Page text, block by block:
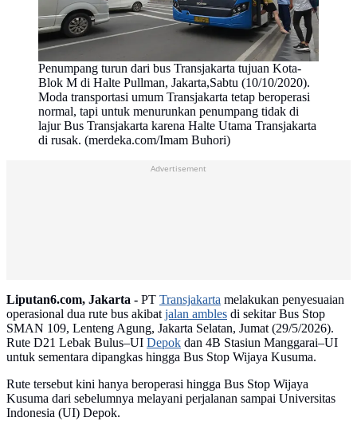
Penumpang turun dari bus Transjakarta tujuan Kota-
Blok M di Halte Pullman, Jakarta,Sabtu (10/10/2020).
Moda transportasi umum Transjakarta tetap beroperasi
normal, tapi untuk menurunkan penumpang tidak di
lajur Bus Transjakarta karena Halte Utama Transjakarta
di rusak. (merdeka.com/Imam Buhori)
Advertisement
Liputan6.com, Jakarta - PT Transjakarta melakukan penyesuaian
operasional dua rute bus akibatjalan ambles di sekitar Bus Stop
SMAN 109, Lenteng Agung, Jakarta Selatan, Jumat (29/5/2026).
Rute D21 Lebak Bulus–UI Depok dan 4B Stasiun Manggarai–UI
untuk sementara dipangkas hingga Bus Stop Wijaya Kusuma.
Rute tersebut kini hanya beroperasi hingga Bus Stop Wijaya
Kusuma dari sebelumnya melayani perjalanan sampai Universitas
Indonesia (UI) Depok.